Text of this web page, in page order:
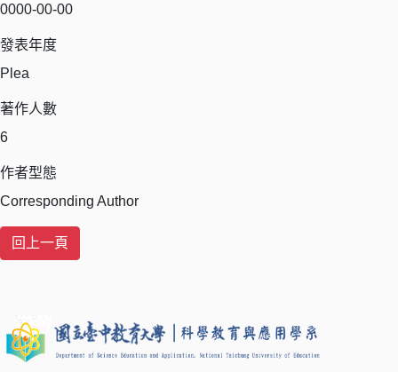
0000-00-00
發表年度
Plea
著作人數
6
作者型態
Corresponding Author